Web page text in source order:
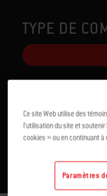
TYPE DE
Ce site Web utilise des
l’utilisation du site et
cookies » ou en continuant
Paramètres